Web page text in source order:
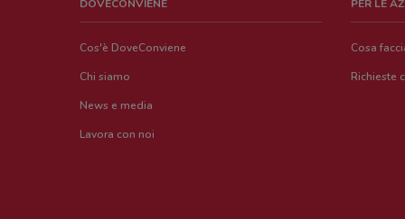
DOVECONVIENE
Cos'è DoveConviene
Chi siamo
News e media
Lavora con noi
PER LE
Cosa
Richieste